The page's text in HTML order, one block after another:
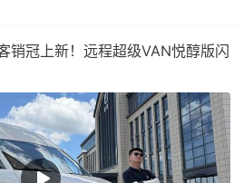
销冠上新！远程超级VAN悦醇版闪